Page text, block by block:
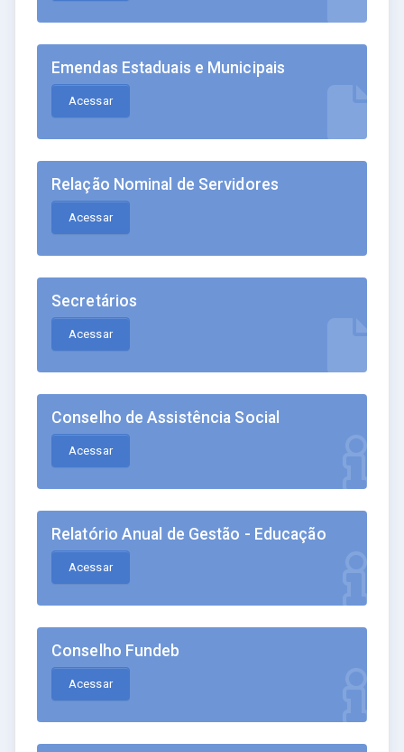
Emendas Estaduais e Municipais
Acessar
Relação Nominal de Servidores
Acessar
Secretários
Acessar
Conselho de Assistência Social
Acessar
Relatório Anual de Gestão - Educação
Acessar
Conselho Fundeb
Acessar